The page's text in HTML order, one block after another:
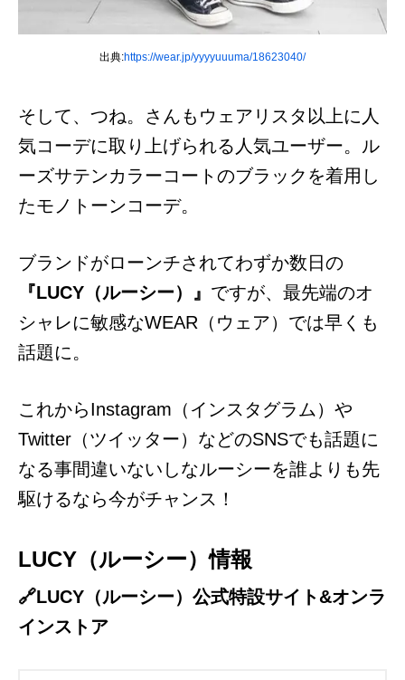
出典:https://wear.jp/yyyyuuuma/18623040/
そして、つね。さんもウェアリスタ以上に人
気コーデに取り上げられる人気ユーザー。ル
ーズサテンカラーコートのブラックを着用し
たモノトーンコーデ。
ブランドがローンチされてわずか数日の
『LUCY（ルーシー）』 ですが、最先端のオ
シャレに敏感なWEAR（ウェア）では早くも
話題に。
これからInstagram（インスタグラム）や
Twitter（ツイッター）などのSNSでも話題に
なる事間違いないしなルーシーを誰よりも先
駆けるなら今がチャンス！
LUCY（ルーシー）情報
🔗LUCY（ルーシー）公式特設サイト&オンラ
インストア